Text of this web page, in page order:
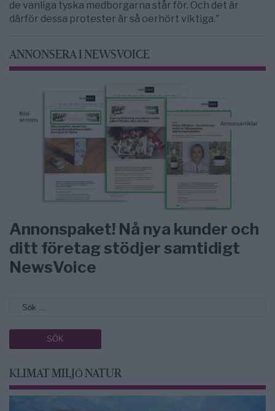
de vanliga tyska medborgarna står för. Och det är
därför dessa protester är så oerhört viktiga."
ANNONSERA I NEWSVOICE
Annonspaket! Nå nya kunder och
ditt företag stödjer samtidigt
NewsVoice
KLIMAT MILJÖ NATUR